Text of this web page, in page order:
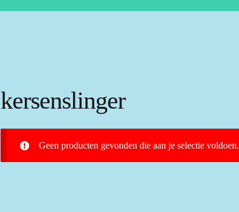
kersenslinger
Geen producten gevonden die aan je selectie voldoen.